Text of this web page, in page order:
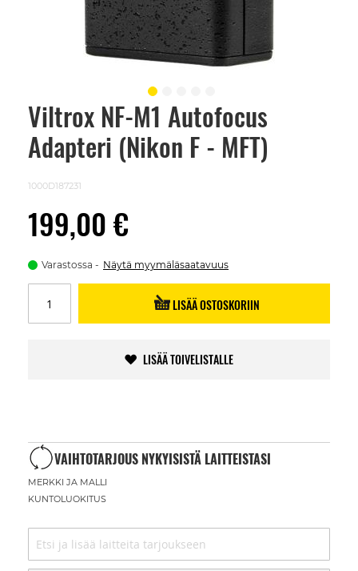
Viltrox NF-M1 Autofocus
Adapteri (Nikon F - MFT)
1000D187231
199,00 €
Varastossa Näytä myymäläsaatavuus
LISÄÄ OSTOSKORIIN
LISÄÄ TOIVELISTALLE
VAIHTOTARJOUS NYKYISISTÄ LAITTEISTASI
MERKKI JA MALLI
KUNTOLUOKITUS
Skip
beginning
images